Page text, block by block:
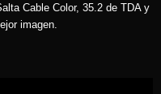
Cable Color, 35.2 de TDA y
imagen.